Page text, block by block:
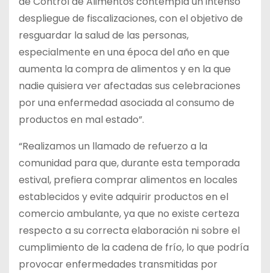
despliegue de fiscalizaciones, con el objetivo de
resguardar la salud de las personas,
especialmente en una época del año en que
aumenta la compra de alimentos y en la que
nadie quisiera ver afectadas sus celebraciones
por una enfermedad asociada al consumo de
productos en mal estado”.
“Realizamos un llamado de refuerzo a la
comunidad para que, durante esta temporada
estival, prefiera comprar alimentos en locales
establecidos y evite adquirir productos en el
comercio ambulante, ya que no existe certeza
respecto a su correcta elaboración ni sobre el
cumplimiento de la cadena de frío, lo que podría
provocar enfermedades transmitidas por